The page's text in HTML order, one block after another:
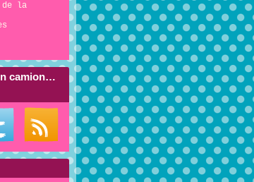
de la
camion…